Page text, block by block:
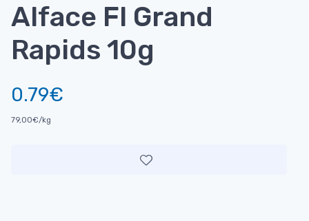
Alface Fl Grand
Rapids 10g
0.79€
79,00€/kg